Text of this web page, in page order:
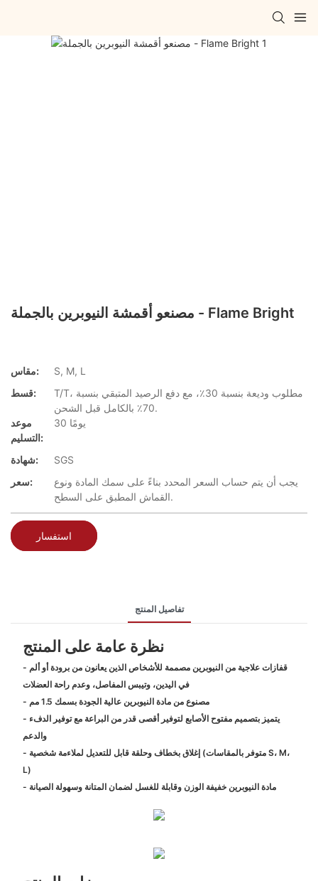
مصنعو أقمشة النيوبرين بالجملة - Flame Bright
مقاس:
S, M, L
قسط:
T/T، مطلوب وديعة بنسبة 30٪، مع دفع الرصيد المتبقي بنسبة
70٪ بالكامل قبل الشحن.
موعد
التسليم:
30 يومًا
شهادة:
SGS
سعر:
يجب أن يتم حساب السعر المحدد بناءً على سمك المادة ونوع
القماش المطبق على السطح.
استفسار
تفاصيل المنتج
نظرة عامة على المنتج
- قفازات علاجية من النيوبرين مصممة للأشخاص الذين يعانون من برودة أو ألم
في اليدين، وتيبس المفاصل، وعدم راحة العضلات
- مصنوع من مادة النيوبرين عالية الجودة بسمك 1.5 مم
- يتميز بتصميم مفتوح الأصابع لتوفير أقصى قدر من البراعة مع توفير الدفء
والدعم
- إغلاق بخطاف وحلقة قابل للتعديل لملاءمة شخصية (متوفر بالمقاسات S، M،
L)
- مادة النيوبرين خفيفة الوزن وقابلة للغسل لضمان المتانة وسهولة الصيانة